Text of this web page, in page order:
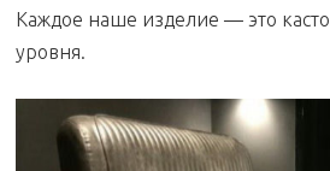
Каждое наше изделие — это
уровня.